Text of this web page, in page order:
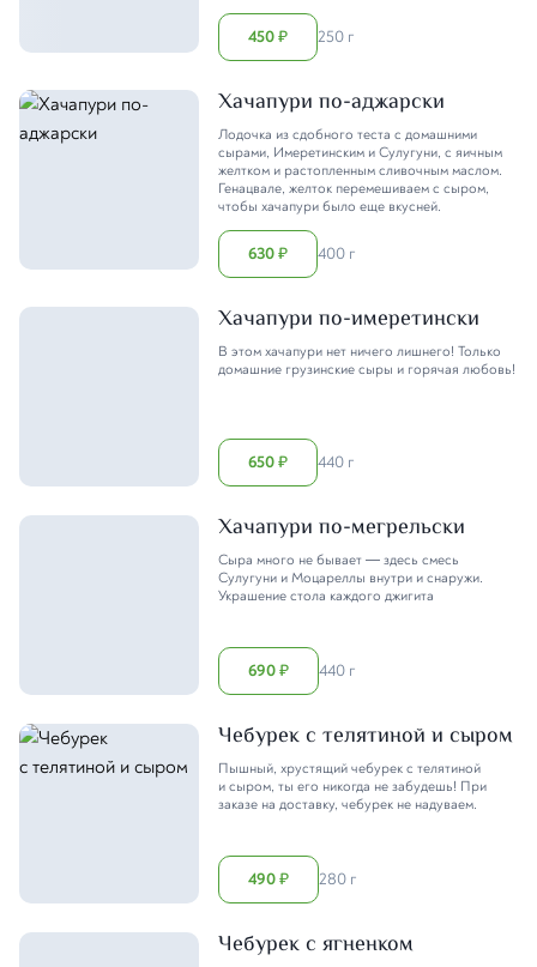
450₽ 250 г
Хачапури по-аджарски
Лодочка из сдобного теста с домашними
сырами, Имеретинским и Сулугуни, с яичным
желтком и растопленным сливочным маслом.
Генацвале, желток перемешиваем с сыром,
чтобы хачапури было еще вкусней.
630₽ 400 г
Хачапури по-имеретински
В этом хачапури нет ничего лишнего! Только
домашние грузинские сыры и горячая любовь!
650₽ 440 г
Хачапури по-мегрельски
Сыра много не бывает — здесь смесь
Сулугуни и Моцареллы внутри и снаружи.
Украшение стола каждого джигита
690₽ 440 г
Чебурек с телятиной и сыром
Пышный, хрустящий чебурек с телятиной
и сыром, ты его никогда не забудешь! При
заказе на доставку, чебурек не надуваем.
490₽ 280 г
Чебурек с ягненком